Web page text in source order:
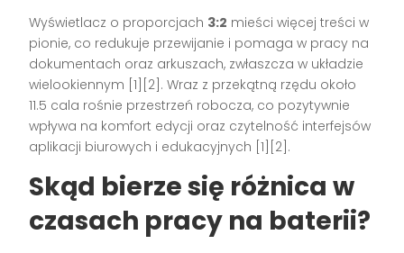
Wyświetlacz o proporcjach 3:2 mieści więcej treści w
pionie, co redukuje przewijanie i pomaga w pracy na
dokumentach oraz arkuszach, zwłaszcza w układzie
wielookiennym [1][2]. Wraz z przekątną rzędu około
11.5 cala rośnie przestrzeń robocza, co pozytywnie
wpływa na komfort edycji oraz czytelność interfejsów
aplikacji biurowych i edukacyjnych [1][2].
Skąd bierze się różnica w
czasach pracy na baterii?